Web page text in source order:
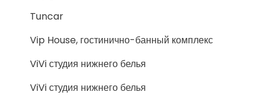
Tuncar
Vip House, гостинично-банный комплекс
ViVi студия нижнего белья
ViVi студия нижнего белья